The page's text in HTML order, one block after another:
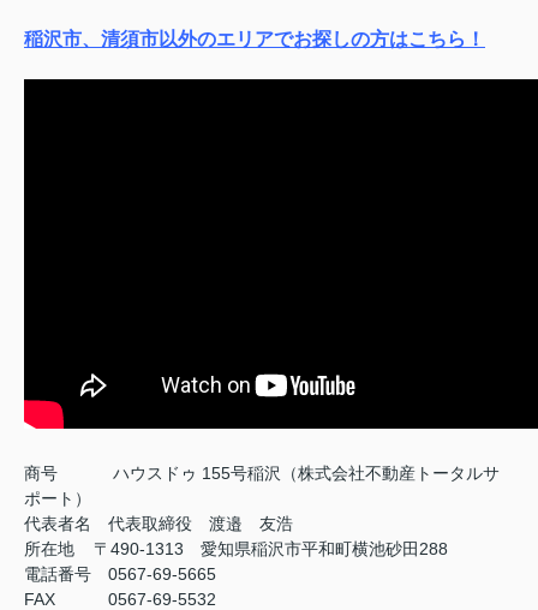
稲沢市、清須市以外のエリアでお探しの方はこちら！
商号
ハウスドゥ 155号稲沢（株式会社不動産トータルサ
ポート）
代表者名 代表取締役 渡邉 友浩
所在地 〒490-1313 愛知県稲沢市平和町横池砂田288
電話番号 0567-69-5665
FAX
0567-69-5532